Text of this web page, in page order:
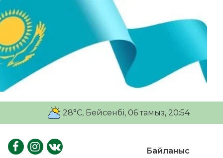
28°C, Бейсенбі, 06 тамыз, 20:54
Байланыс